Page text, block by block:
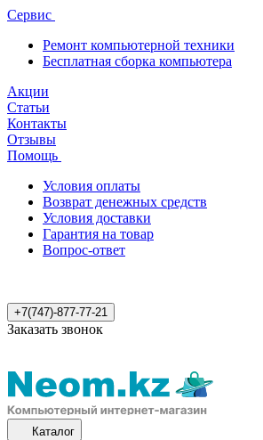
Сервис
Ремонт компьютерной техники
Бесплатная сборка компьютера
Акции
Статьи
Контакты
Отзывы
Помощь
Условия оплаты
Возврат денежных средств
Условия доставки
Гарантия на товар
Вопрос-ответ
+7(747)-877-77-21
Заказать звонок
Каталог